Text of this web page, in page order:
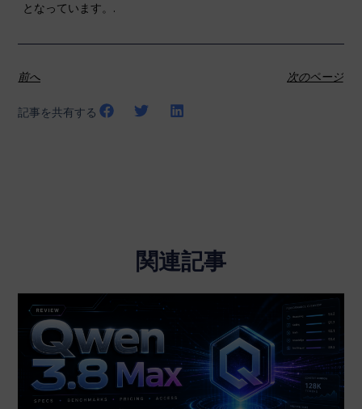
となっています。.
前へ 次のページ
記事を共有する
関連記事